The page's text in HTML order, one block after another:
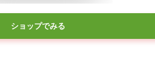
ショップでみる